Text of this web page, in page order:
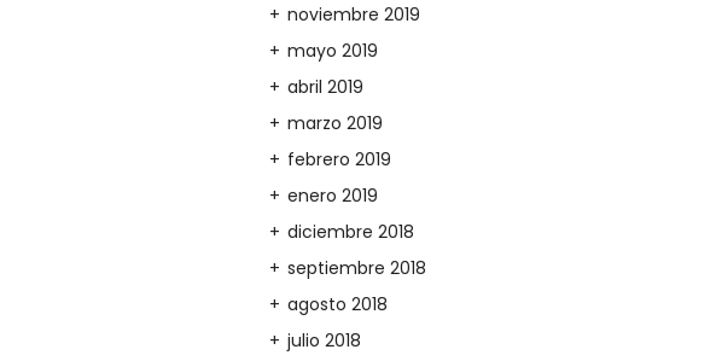
noviembre 2019
mayo 2019
abril 2019
marzo 2019
febrero 2019
enero 2019
diciembre 2018
septiembre 2018
agosto 2018
julio 2018